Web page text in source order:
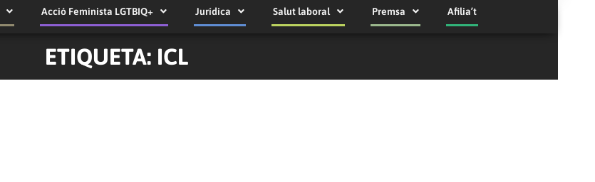
Acció Feminista LGTBIQ+ Jurídica Salut laboral Premsa Afilia’t
ETIQUETA: ICL